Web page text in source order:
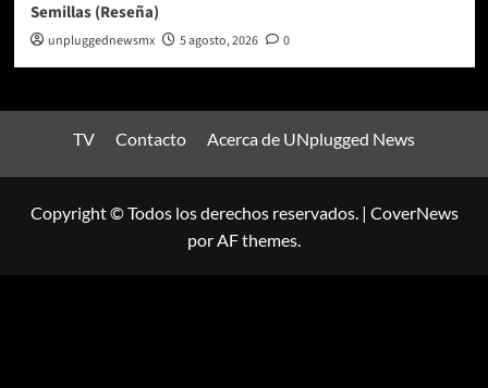
Semillas (Reseña)
unpluggednewsmx 5 agosto, 2026 0
TV Contacto Acerca de UNplugged News
Copyright © Todos los derechos reservados. | CoverNews
por AF themes.